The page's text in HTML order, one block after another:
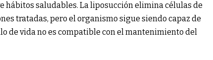
hábitos saludables. La liposucción elimina células de
tratadas, pero el organismo sigue siendo capaz de
de vida no es compatible con el mantenimiento del